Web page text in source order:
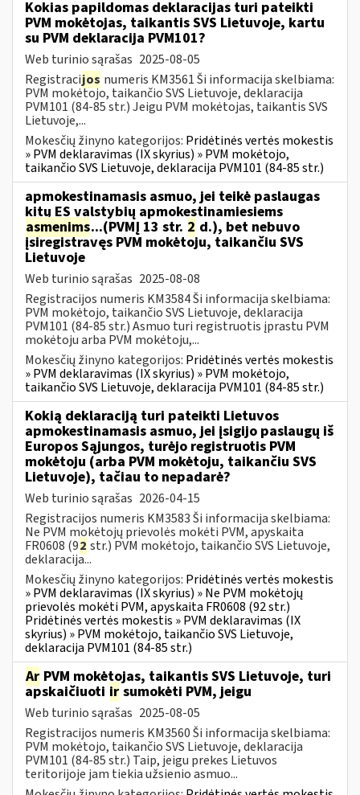
Kokias papildomas deklaracijas turi pateikti
PVM mokėtojas, taikantis SVS Lietuvoje, kartu
su PVM deklaracija PVM101?
Web turinio sąrašas 2025-08-05
Registracijos numeris KM3561 Ši informacija skelbiama:
PVM mokėtojo, taikančio SVS Lietuvoje, deklaracija
PVM101 (84-85 str.) Jeigu PVM mokėtojas, taikantis SVS
Lietuvoje,...
Mokesčių žinyno kategorijos: Pridėtinės vertės mokestis
» PVM deklaravimas (IX skyrius) » PVM mokėtojo,
taikančio SVS Lietuvoje, deklaracija PVM101 (84-85 str.)
apmokestinamasis asmuo, jei teikė paslaugas
kitų ES valstybių apmokestinamiesiems
asmenims...(PVMĮ 13 str. 2 d.), bet nebuvo
įsiregistravęs PVM mokėtoju, taikančiu SVS
Lietuvoje
Web turinio sąrašas 2025-08-08
Registracijos numeris KM3584 Ši informacija skelbiama:
PVM mokėtojo, taikančio SVS Lietuvoje, deklaracija
PVM101 (84-85 str.) Asmuo turi registruotis įprastu PVM
mokėtoju arba PVM mokėtoju,...
Mokesčių žinyno kategorijos: Pridėtinės vertės mokestis
» PVM deklaravimas (IX skyrius) » PVM mokėtojo,
taikančio SVS Lietuvoje, deklaracija PVM101 (84-85 str.)
Kokią deklaraciją turi pateikti Lietuvos
apmokestinamasis asmuo, jei įsigijo paslaugų iš
Europos Sąjungos, turėjo registruotis PVM
mokėtoju (arba PVM mokėtoju, taikančiu SVS
Lietuvoje), tačiau to nepadarė?
Web turinio sąrašas 2026-04-15
Registracijos numeris KM3583 Ši informacija skelbiama:
Ne PVM mokėtojų prievolės mokėti PVM, apyskaita
FR0608 (92 str.) PVM mokėtojo, taikančio SVS Lietuvoje,
deklaracija...
Mokesčių žinyno kategorijos: Pridėtinės vertės mokestis
» PVM deklaravimas (IX skyrius) » Ne PVM mokėtojų
prievolės mokėti PVM, apyskaita FR0608 (92 str.)
Pridėtinės vertės mokestis » PVM deklaravimas (IX
skyrius) » PVM mokėtojo, taikančio SVS Lietuvoje,
deklaracija PVM101 (84-85 str.)
Ar PVM mokėtojas, taikantis SVS Lietuvoje, turi
apskaičiuoti ir sumokėti PVM, jeigu
Web turinio sąrašas 2025-08-05
Registracijos numeris KM3560 Ši informacija skelbiama:
PVM mokėtojo, taikančio SVS Lietuvoje, deklaracija
PVM101 (84-85 str.) Taip, jeigu prekes Lietuvos
teritorijoje jam tiekia užsienio asmuo...